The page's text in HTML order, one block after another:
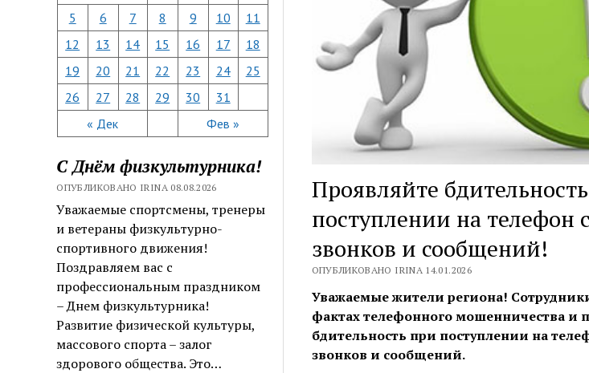
« Дек Фев »
5
6 7 8 9 10
11
12
13 14 15 16 17
18
19
20 21 22 23 24
25
26
27 28 29 30 31
С Днём физкультурника!
ОПУБЛИКОВАНО IRINA 08.08.2026
Уважаемые спортсмены, тренеры
и ветераны физкультурно-
спортивного движения!
Поздравляем вас с
профессиональным праздником
– Днем физкультурника!
Развитие физической культуры,
массового спорта – залог
здорового общества. Это…
Проявляйте
поступлении на телефон
звонков и сообщений!
ОПУБЛИКОВАНО IRINA 14.01.2026
Уважаемые жители региона!
фактах телефонного мошенничества и
бдительность при поступлении на
звонков и сообщений.